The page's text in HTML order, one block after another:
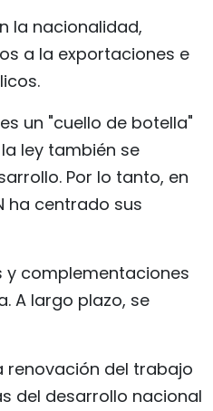
la nacionalidad,
a la exportaciones e
un "cuello de botella"
ley también se
Por lo tanto, en
ha centrado sus
y complementaciones
A largo plazo, se
renovación del trabajo
del desarrollo nacional